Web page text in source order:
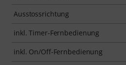
Ausstossrichtung
inkl. Timer-Fernbedienung
inkl. On/Off-Fernbedienung